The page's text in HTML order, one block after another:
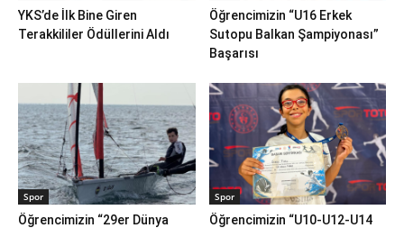
YKS’de İlk Bine Giren
Terakkililer Ödüllerini Aldı
Öğrencimizin “U16 Erkek
Sutopu Balkan Şampiyonası”
Başarısı
Spor
Öğrencimizin “29er Dünya
Spor
Öğrencimizin “U10-U12-U14